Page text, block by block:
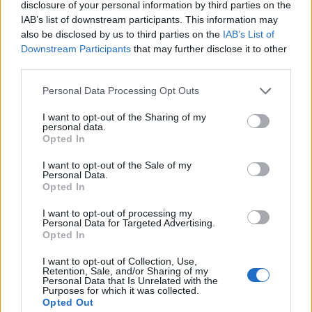
disclosure of your personal information by third parties on the
IAB’s list of downstream participants. This information may
also be disclosed by us to third parties on the IAB’s List of
Downstream Participants that may further disclose it to other
Personal Data Processing Opt Outs
I want to opt-out of the Sharing of my
personal data.
Opted In
I want to opt-out of the Sale of my
Personal Data.
Opted In
I want to opt-out of processing my
Personal Data for Targeted Advertising.
Opted In
I want to opt-out of Collection, Use,
Retention, Sale, and/or Sharing of my
Personal Data that Is Unrelated with the
Purposes for which it was collected.
Opted Out
det vanskeligere å etterlate eller senke
utrangerte båter. Samtidig vil det gi
myndighetene et grunnlag for å legge
miljøavgifter på båter.
Det finnes ikke et samlet nasjonalt regnskap
for hva Norge bruker på heving og sanering
av herreløse fritidsbåter, men tilgjengelige
tall viser at summene allerede er betydelige
— og økende. For samfunnet er det ofte
billigere å betale for gratis innlevering enn å
rydde opp etter dumping i naturen senere.
Bransjeaktører peker også på at det ofte er